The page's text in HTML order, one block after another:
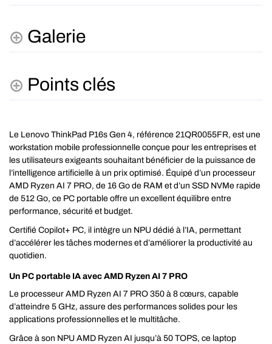
Galerie
Points clés
Le Lenovo ThinkPad P16s Gen 4, référence 21QR0055FR, est une
workstation mobile professionnelle conçue pour les entreprises et
les utilisateurs exigeants souhaitant bénéficier de la puissance de
l’intelligence artificielle à un prix optimisé. Équipé d’un processeur
AMD Ryzen AI 7 PRO, de 16 Go de RAM et d’un SSD NVMe rapide
de 512 Go, ce PC portable offre un excellent équilibre entre
performance, sécurité et budget.
Certifié Copilot+ PC, il intègre un NPU dédié à l’IA, permettant
d’accélérer les tâches modernes et d’améliorer la productivité au
quotidien.
Un PC portable IA avec AMD Ryzen AI 7 PRO
Le processeur AMD Ryzen AI 7 PRO 350 à 8 cœurs, capable
d’atteindre 5 GHz, assure des performances solides pour les
applications professionnelles et le multitâche.
Grâce à son NPU AMD Ryzen AI jusqu’à 50 TOPS, ce laptop